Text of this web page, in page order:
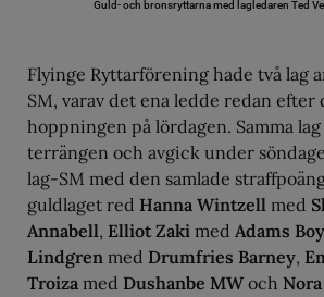
Guld- och bronsryttarna med lagledaren Ted
Flyinge Ryttarförening hade två lag
SM, varav det ena ledde redan efter
hoppningen på lördagen. Samma
terrängen och avgick under
lag-SM med den samlade
guldlaget red Hanna Wintzell med
Annabell, Elliot Zaki med Adams Boy
Lindgren med Drumfries Barney,
Troiza med Dushanbe MW och Nora